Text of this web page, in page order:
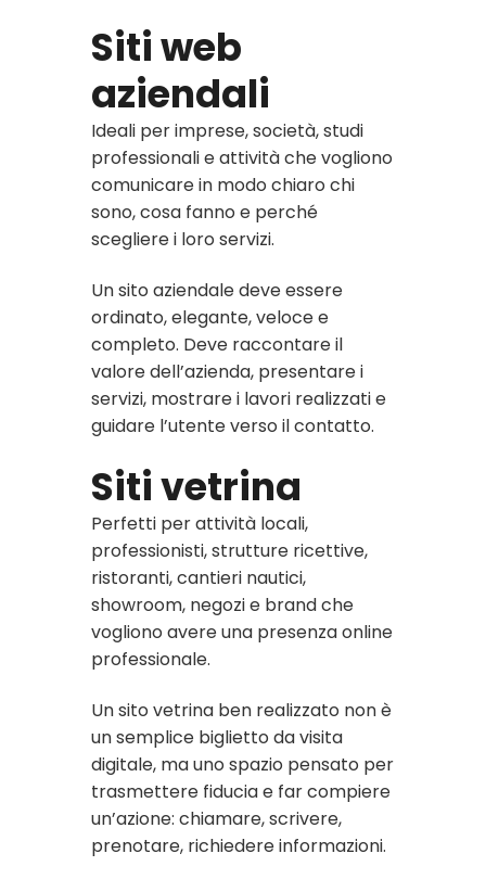
Siti web
aziendali
Ideali per imprese, società, studi
professionali e attività che vogliono
comunicare in modo chiaro chi
sono, cosa fanno e perché
scegliere i loro servizi.
Un sito aziendale deve essere
ordinato, elegante, veloce e
completo. Deve raccontare il
valore dell’azienda, presentare i
servizi, mostrare i lavori realizzati e
guidare l’utente verso il contatto.
Siti vetrina
Perfetti per attività locali,
professionisti, strutture ricettive,
ristoranti, cantieri nautici,
showroom, negozi e brand che
vogliono avere una presenza online
professionale.
Un sito vetrina ben realizzato non è
un semplice biglietto da visita
digitale, ma uno spazio pensato per
trasmettere fiducia e far compiere
un’azione: chiamare, scrivere,
prenotare, richiedere informazioni.